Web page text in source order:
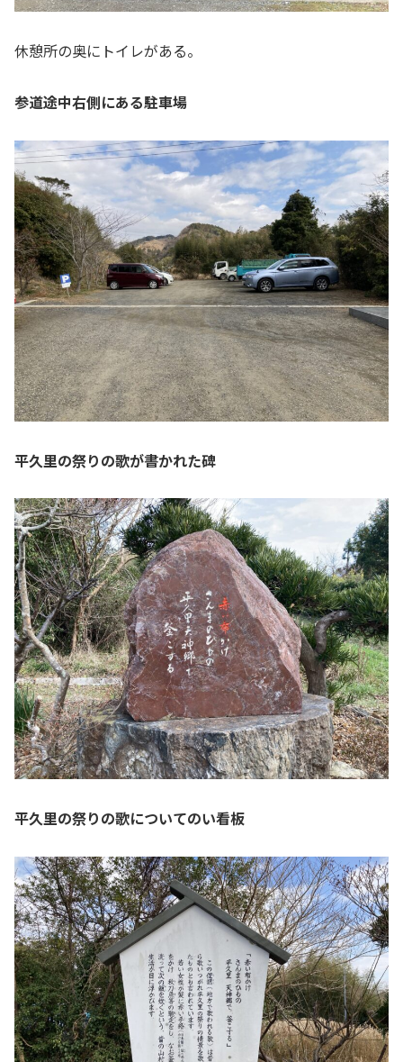
休憩所の奥にトイレがある。
参道途中右側にある駐車場
平久里の祭りの歌が書かれた碑
平久里の祭りの歌についてのい看板